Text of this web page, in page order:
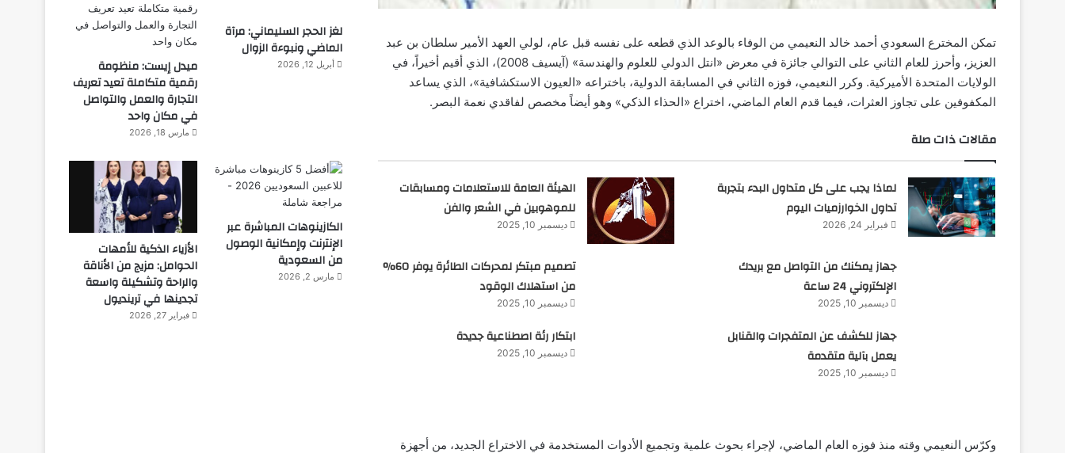
تمكن المخترع السعودي أحمد خالد النعيمي من الوفاء بالوعد الذي قطعه على نفسه قبل عام، لولي العهد الأمير سلطان بن عبد
العزيز، وأحرز للعام الثاني على التوالي جائزة في معرض «انتل الدولي للعلوم والهندسة» (آيسيف 2008)، الذي أقيم أخيراً، في
الولايات المتحدة الأميركية. وكرر النعيمي، فوزه الثاني في المسابقة الدولية، باختراعه «العيون الاستكشافية»، الذي يساعد
المكفوفين على تجاوز العثرات، فيما قدم العام الماضي، اختراع «الحذاء الذكي» وهو أيضاً مخصص لفاقدي نعمة البصر.
مقالات ذات صلة
لماذا يجب على كل متداول البدء بتجربة
تداول الخوارزميات اليوم
فبراير 24, 2026
الهيئة العامة للاستعلامات ومسابقات
للموهوبين في الشعر والفن
ديسمبر 10, 2025
جهاز يمكنك من التواصل مع بريدك
الإلكتروني 24 ساعة
ديسمبر 10, 2025
تصميم مبتكر لمحركات الطائرة يوفر 60%
من استهلاك الوقود
ديسمبر 10, 2025
جهاز للكشف عن المتفجرات والقنابل
يعمل بآلية متقدمة
ديسمبر 10, 2025
ابتكار رئة اصطناعية جديدة
ديسمبر 10, 2025
وكرّس النعيمي وقته منذ فوزه العام الماضي، لإجراء بحوث علمية وتجميع الأدوات المستخدمة في الاختراع الجديد، من أجهزة
لغز الحجر السليماني: مرآة
الماضي ونبوءة الزوال
أبريل 12, 2026
ميدل إيست: منظومة
رقمية متكاملة تعيد تعريف
التجارة والعمل والتواصل
في مكان واحد
مارس 18, 2026
الكازينوهات المباشرة عبر
الإنترنت وإمكانية الوصول
من السعودية
مارس 2, 2026
الأزياء الذكية للأمهات
الحوامل: مزيج من الأناقة
والراحة وتشكيلة واسعة
تجدينها في ترينديول
فبراير 27, 2026